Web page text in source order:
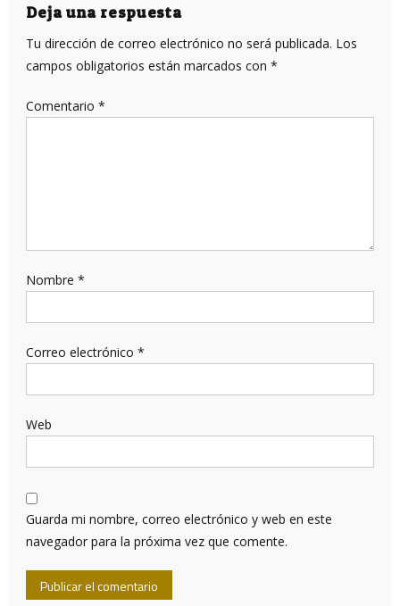
entradas
Deja una respuesta
Tu dirección de correo electrónico no será publicada. Los
campos obligatorios están marcados con *
Comentario *
Nombre *
Correo electrónico *
Web
Guarda mi nombre, correo electrónico y web en este
navegador para la próxima vez que comente.